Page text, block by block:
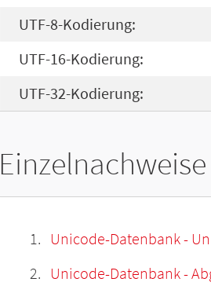
UTF-8-Kodierung:
UTF-16-Kodierung:
UTF-32-Kodierung:
Einzelnachweise
Unicode-Datenbank -
Unicode-Datenbank -